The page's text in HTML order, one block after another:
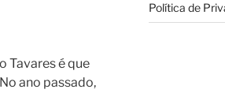
Tavares é que
ano passado,
Política de